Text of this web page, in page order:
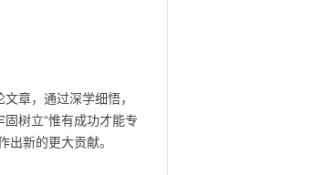
章，通过深学细悟，
树立“惟有成功才能专
新的更大贡献。